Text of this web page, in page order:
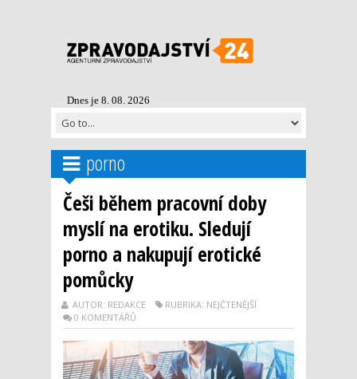
Dnes je 8. 08. 2026
porno
Češi během pracovní doby
myslí na erotiku. Sledují
porno a nakupují erotické
pomůcky
AUTOR: REDAKCE
RUBRIKA: NEJČTENĚJŠÍ
0 KOMENTÁŘŮ